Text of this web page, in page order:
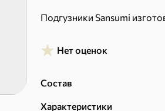
Подгузники Sansumi
продукции премиум-
– сигнальный индикатор,
Нет оценок
Состав
Характеристики
Печенье